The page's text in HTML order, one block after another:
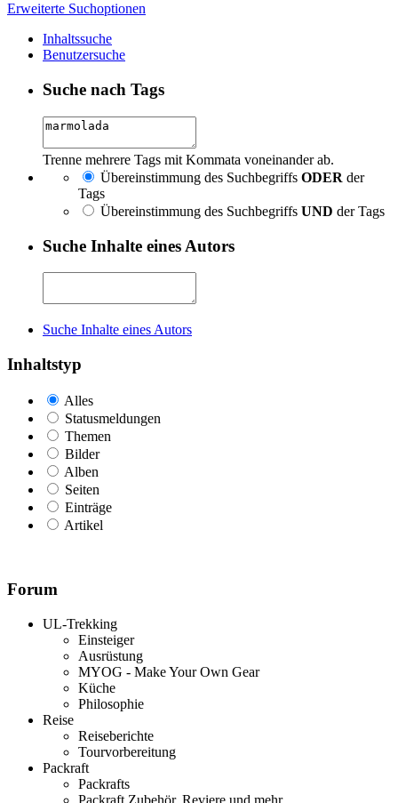
Erweiterte Suchoptionen
Inhaltssuche
Benutzersuche
Suche nach Tags
Trenne mehrere Tags mit Kommata voneinander ab.
Übereinstimmung des Suchbegriffs ODER der
Tags
Übereinstimmung des Suchbegriffs UND der Tags
Suche Inhalte eines Autors
Suche Inhalte eines Autors
Inhaltstyp
Alles
Statusmeldungen
Themen
Bilder
Alben
Seiten
Einträge
Artikel
Forum
UL-Trekking
Einsteiger
Ausrüstung
MYOG - Make Your Own Gear
Küche
Philosophie
Reise
Reiseberichte
Tourvorbereitung
Packraft
Packrafts